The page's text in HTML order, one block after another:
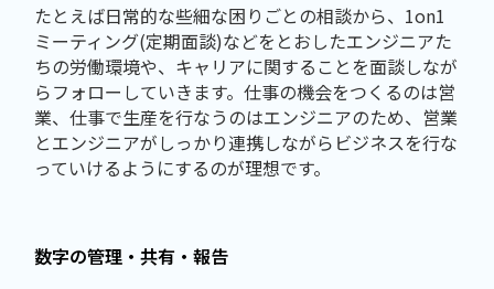
たとえば日常的な些細な困りごとの相談から、1on1
ミーティング(定期面談)などをとおしたエンジニアた
ちの労働環境や、キャリアに関することを面談しなが
らフォローしていきます。仕事の機会をつくるのは営
業、仕事で生産を行なうのはエンジニアのため、営業
とエンジニアがしっかり連携しながらビジネスを行な
っていけるようにするのが理想です。
数字の管理・共有・報告